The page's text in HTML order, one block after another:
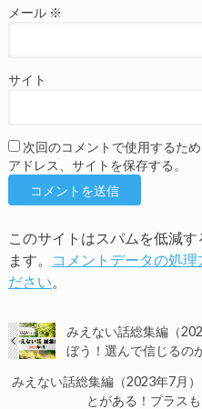
メール ※
サイト
次回のコメントで使用するた
アドレス、サイトを保存する。
このサイトはスパムを低減
ます。
コメントデータの処
ださい。
みえない話総集編（
ぼう！選んで信じるの
みえない話総集編（2023年7月
とがある！プラス